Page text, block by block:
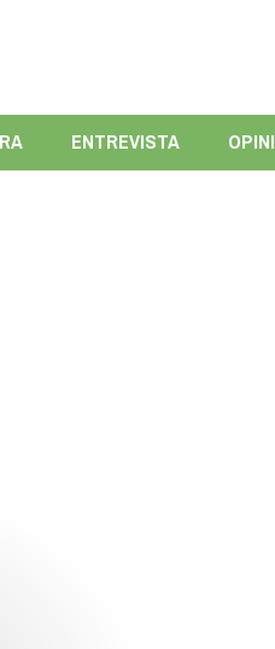
ENTREVISTA